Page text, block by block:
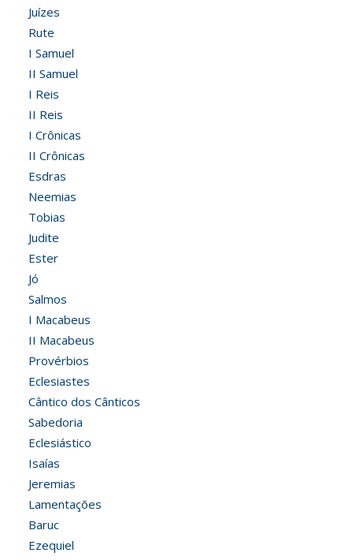
Juízes
Rute
I Samuel
II Samuel
I Reis
II Reis
I Crônicas
II Crônicas
Esdras
Neemias
Tobias
Judite
Ester
Jó
Salmos
I Macabeus
II Macabeus
Provérbios
Eclesiastes
Cântico dos Cânticos
Sabedoria
Eclesiástico
Isaías
Jeremias
Lamentações
Baruc
Ezequiel